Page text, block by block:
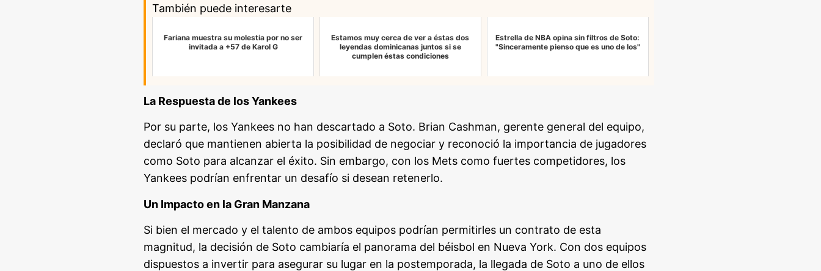
También puede interesarte
Fariana muestra su molestia por no ser
invitada a +57 de Karol G
Estamos muy cerca de ver a éstas dos
leyendas dominicanas juntos si se
cumplen éstas condiciones
Estrella de NBA opina sin filtros de Soto:
"Sinceramente pienso que es uno de los"
La Respuesta de los Yankees
Por su parte, los Yankees no han descartado a Soto. Brian Cashman, gerente general del equipo,
declaró que mantienen abierta la posibilidad de negociar y reconoció la importancia de jugadores
como Soto para alcanzar el éxito. Sin embargo, con los Mets como fuertes competidores, los
Yankees podrían enfrentar un desafío si desean retenerlo.
Un Impacto en la Gran Manzana
Si bien el mercado y el talento de ambos equipos podrían permitirles un contrato de esta
magnitud, la decisión de Soto cambiaría el panorama del béisbol en Nueva York. Con dos equipos
dispuestos a invertir para asegurar su lugar en la postemporada, la llegada de Soto a uno de ellos